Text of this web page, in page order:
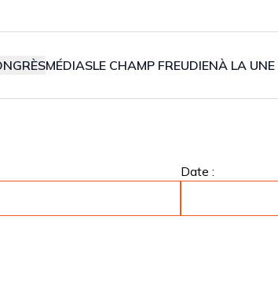
MÉDIASLE CHAMP FREUDIENÀ LA UNE
Date :